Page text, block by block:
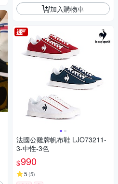
加入購物車
法國公雞牌帆布鞋 LJO73211-
3-中性-3色
$990
5 (5)